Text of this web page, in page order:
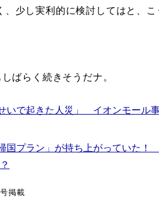
、少し実利的に検討してはと、こ
ばらく続きそうだナ。
せいで起きた人災」 イオンモー
国プラン」が持ち上がっていた
掲載